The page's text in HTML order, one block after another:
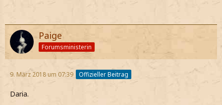
Paige
Forumsministerin
9. März 2018 um 07:39 Offizieller Beitrag
Daria.